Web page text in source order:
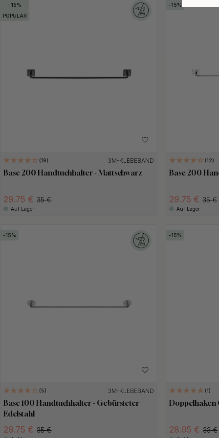
15
POPULAR
19 3M-KLEBEBAND
Base 200 Handtuchhalter - Mattschwarz
29.75 € 35 €
Auf Lager
15
12
Base 200
29.75 € 35 €
Auf Lager
15
5 3M-KLEBEBAND
Base 100 Handtuchhalter - Gebürsteter
Edelstahl
29.75 € 35 €
15
1
Doppelhaken
28.05 € 33 €